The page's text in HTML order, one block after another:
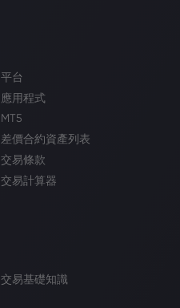
平台
應用程式
MT5
差價合約資產列表
交易條款
交易計算器
交易基礎知識